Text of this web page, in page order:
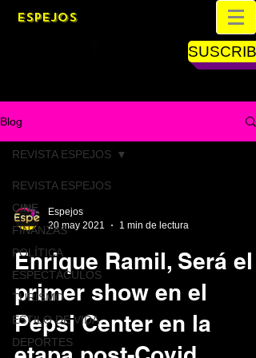
ESPEJOS
Blog
REVISTA ESPEJOS
CINE
FINANZAS
POLÍTICA
ESPECTÁCULOS
TURISMO
ESTILO DE VIDA
DEPORTES
REVISTA ESPEJOS
Espejos
20 may 2021
1 min de lectura
Enrique Ramil, Será el
primer show en el
Pepsi Center en la